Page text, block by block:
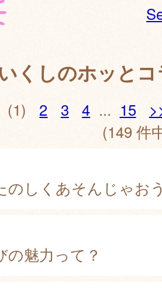
くしのホッと
(1) 2 3 4 ... 15
(149 件
のしくあそんじゃお
魅力って？